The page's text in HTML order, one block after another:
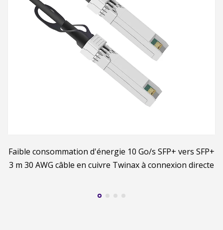
Faible consommation d'énergie 10 Go/s SFP+ vers SFP+
3 m 30 AWG câble en cuivre Twinax à connexion directe